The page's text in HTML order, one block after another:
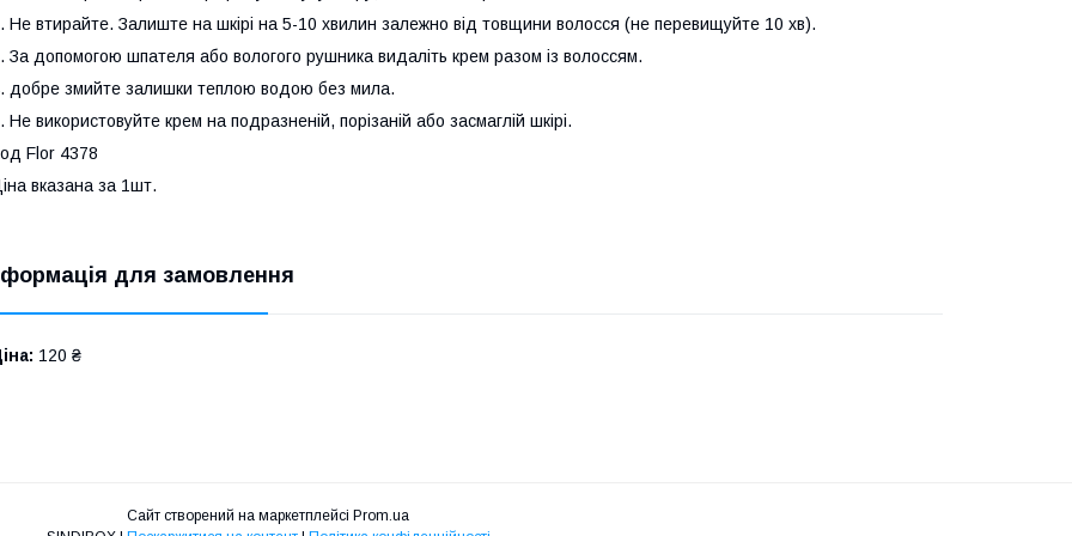
Не втирайте. Залиште на шкірі на 5-10 хвилин залежно від товщини волосся (не перевищуйте 10 хв).
За допомогою шпателя або вологого рушника видаліть крем разом із волоссям.
добре змийте залишки теплою водою без мила.
Не використовуйте крем на подразненій, порізаній або засмаглій шкірі.
Flor 4378
вказана за 1шт.
для замовлення
120 ₴
Сайт створений на маркетплейсі Prom.ua